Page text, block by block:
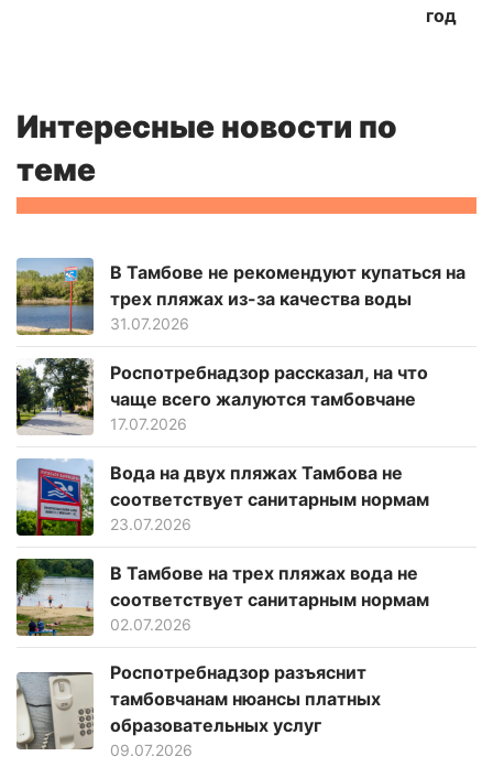
год
Интересные новости по
теме
В Тамбове не рекомендуют купаться на
трех пляжах из-за качества воды
31.07.2026
Роспотребнадзор рассказал, на что
чаще всего жалуются тамбовчане
17.07.2026
Вода на двух пляжах Тамбова не
соответствует санитарным нормам
23.07.2026
В Тамбове на трех пляжах вода не
соответствует санитарным нормам
02.07.2026
Роспотребнадзор разъяснит
тамбовчанам нюансы платных
образовательных услуг
09.07.2026